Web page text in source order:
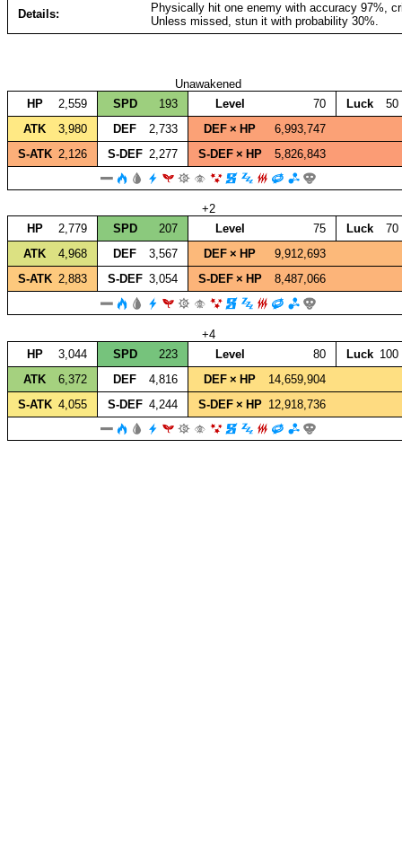
Details
Physically hit one enemy with accuracy 97%,
Unless missed, stun it with probability 30%.
Unawakened
HP
2,559 SPD 193 Level 70 Luck
50
ATK
3,980 DEF 2,733 DEF × HP
6,993,747
S‑ATK 2,126 S‑DEF 2,277 S‑DEF × HP 5,826,843
+2
HP
2,779 SPD 207 Level 75 Luck
70
ATK
4,968 DEF 3,567 DEF × HP
9,912,693
S‑ATK 2,883 S‑DEF 3,054 S‑DEF × HP 8,487,066
+4
HP
3,044 SPD 223 Level 80 Luck 100
ATK
6,372 DEF 4,816 DEF × HP
14,659,904
S‑ATK 4,055 S‑DEF 4,244 S‑DEF × HP 12,918,736